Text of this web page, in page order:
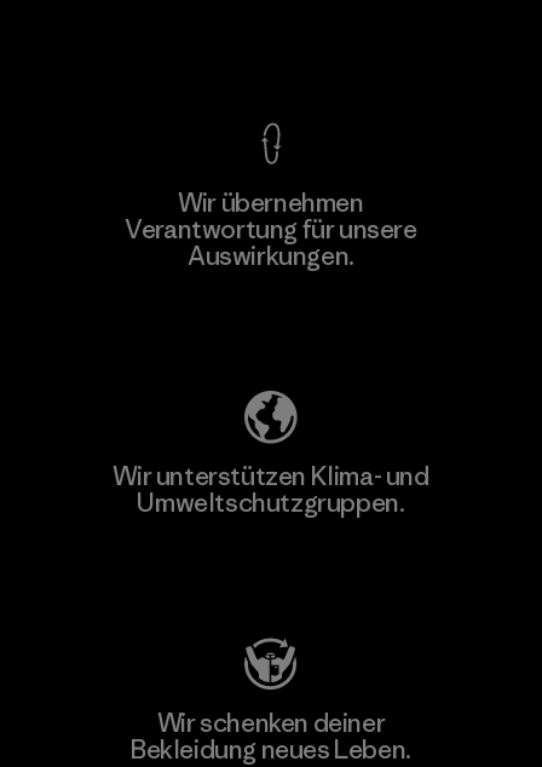
Mehr dazuWir übernehmen
Verantwortung für unsere
Auswirkungen.
Wir unterstützen Klima- und
Umweltschutzgruppen.
Wir schenken deiner
Bekleidung neues Leben.